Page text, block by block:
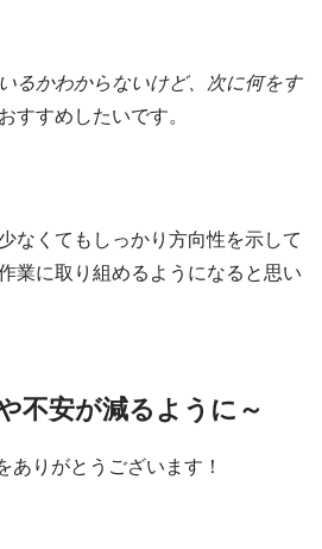
るかわからないけど、次に何をす
すすめしたいです。
なくてもしっかり方向性を示して
業に取り組めるようになると思い
不安が減るように～
ありがとうございます！